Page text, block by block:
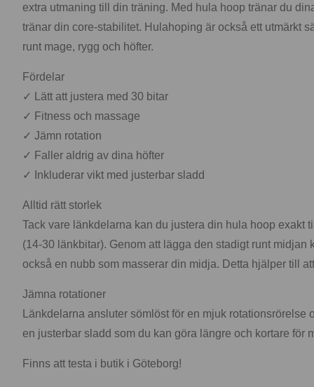
extra utmaning till din träning. Med hula hoop tränar du
tränar din core-stabilitet. Hulahoping är också ett utmärkt
runt mage, rygg och höfter.
Fördelar
✓ Lätt att justera med 30 bitar
✓ Fitness och massage
✓ Jämn rotation
✓ Faller aldrig av dina höfter
✓ Inkluderar vikt med justerbar sladd
Alltid rätt storlek
Tack vare länkdelarna kan du justera din hula hoop
(14-30 länkbitar). Genom att lägga den stadigt runt midjan
också en nubb som masserar din midja. Detta hjälper till
Jämna rotationer
Länkdelarna ansluter sömlöst för en mjuk
en justerbar sladd som du kan göra längre och kortare för
Finns att testa i butik i Göteborg!